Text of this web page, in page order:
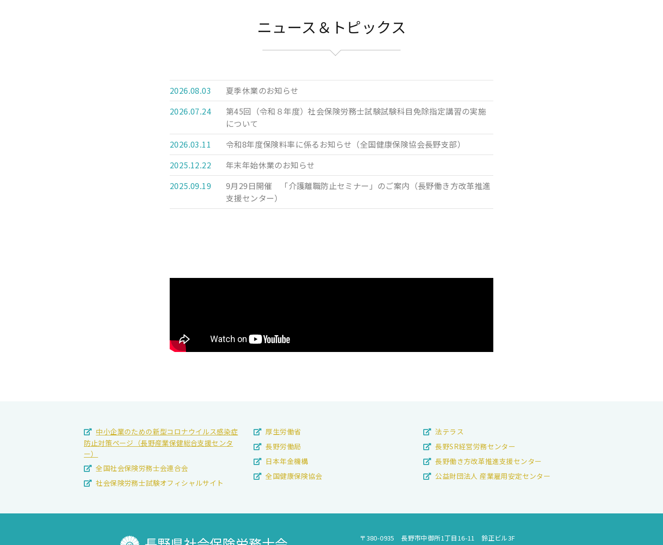
ニュース＆トピックス
2026.08.03
夏季休業のお知らせ
2026.07.24
第45回（令和８年度）社会保険労務士試験試験科目免除指定講習の実施
について
2026.03.11
令和8年度保険料率に係るお知らせ（全国健康保険協会長野支部）
2025.12.22
年末年始休業のお知らせ
2025.09.19
9月29日開催 「介護離職防止セミナー」のご案内（長野働き方改革推進
支援センター）
中小企業のための新型コロナウイルス感染症
防止対策ページ（長野産業保健総合支援センタ
ー）
全国社会保険労務士会連合会
社会保険労務士試験オフィシャルサイト
厚生労働省
長野労働局
日本年金機構
全国健康保険協会
法テラス
長野SR経営労務センター
長野働き方改革推進支援センター
公益財団法人 産業雇用安定センター
〒380-0935 長野市中御所1丁目16-11 鈴正ビル3F